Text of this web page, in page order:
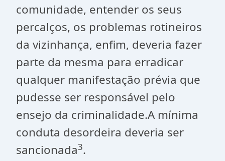
comunidade, entender os seus
percalços, os problemas rotineiros
da vizinhança, enfim, deveria fazer
parte da mesma para erradicar
qualquer manifestação prévia que
pudesse ser responsável pelo
ensejo da criminalidade.A mínima
conduta desordeira deveria ser
sancionada3.